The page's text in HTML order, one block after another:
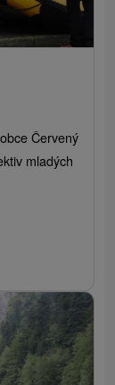
Červený
mladých